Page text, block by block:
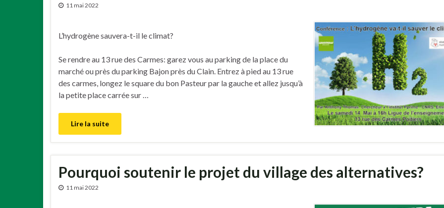
11 mai 2022
L’hydrogène sauvera-t-il le climat?
Se rendre au 13 rue des Carmes: garez vous au parking de la place du
marché ou près du parking Bajon près du Clain. Entrez à pied au 13 rue
des carmes, longez le square du bon Pasteur par la gauche et allez jusqu’à
la petite place carrée sur …
Lire la suite
Pourquoi soutenir le projet du village des alternatives?
11 mai 2022